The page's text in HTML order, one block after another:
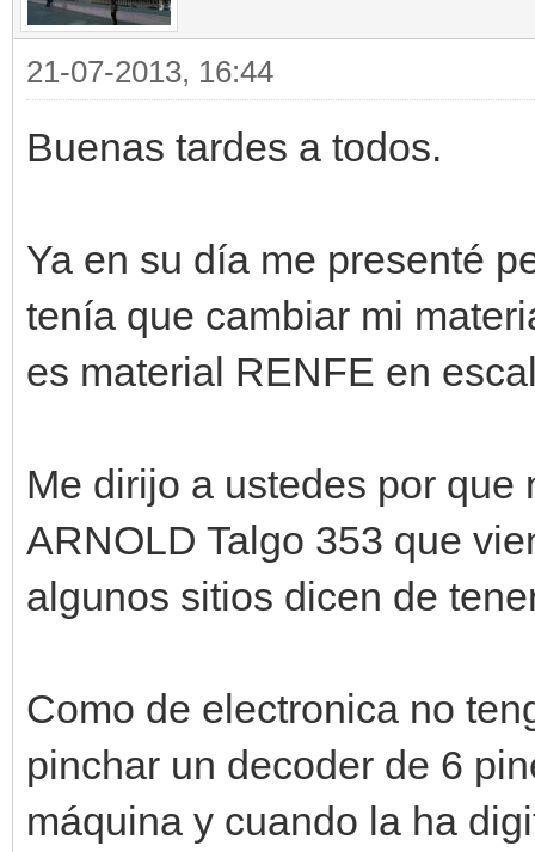
21-07-2013, 16:44
Buenas tardes a todos.
Ya en su día me presenté
tenía que cambiar mi
es material RENFE en
Me dirijo a ustedes por
ARNOLD Talgo 353 que
algunos sitios dicen de
Como de electronica no
pinchar un decoder de 6
máquina y cuando la ha